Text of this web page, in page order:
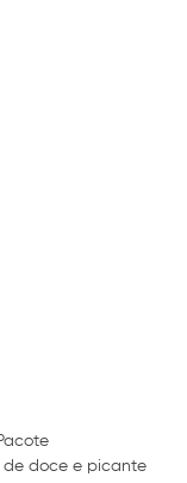
de doce e picante